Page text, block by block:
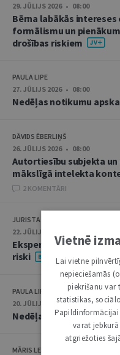
29. JŪLIJS 2026 • 08:00
Bērna labākās
formālismu un
drošības riskiem
PAULA LIPE
27. JŪLIJS 2026 • 08:00
Nedēļas notikumu
DĀVIDS ĒBERLIŅŠ
26. JŪLIJS 2026 • 08:00
Autortiesību subjekta
mākslīgā intelekta
2 KOMENTĀRI
JURISTA VĀRDS
22. JŪLIJS 2026 • 14:00
Ekspertu saruna jūlijā:
riski
PAULA LIPE
20. JŪLIJS 2026 • 16:05
Nedēļas notikumu
MĀRIS LEJA
Vietnē
Lai vietne
nepieciešamās
piekrišanu var
statistikas,
varat
atgriežoties